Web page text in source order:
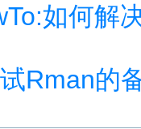
如何解
Rman的